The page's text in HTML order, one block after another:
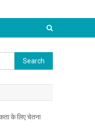
Search for:
के लिए चेतना